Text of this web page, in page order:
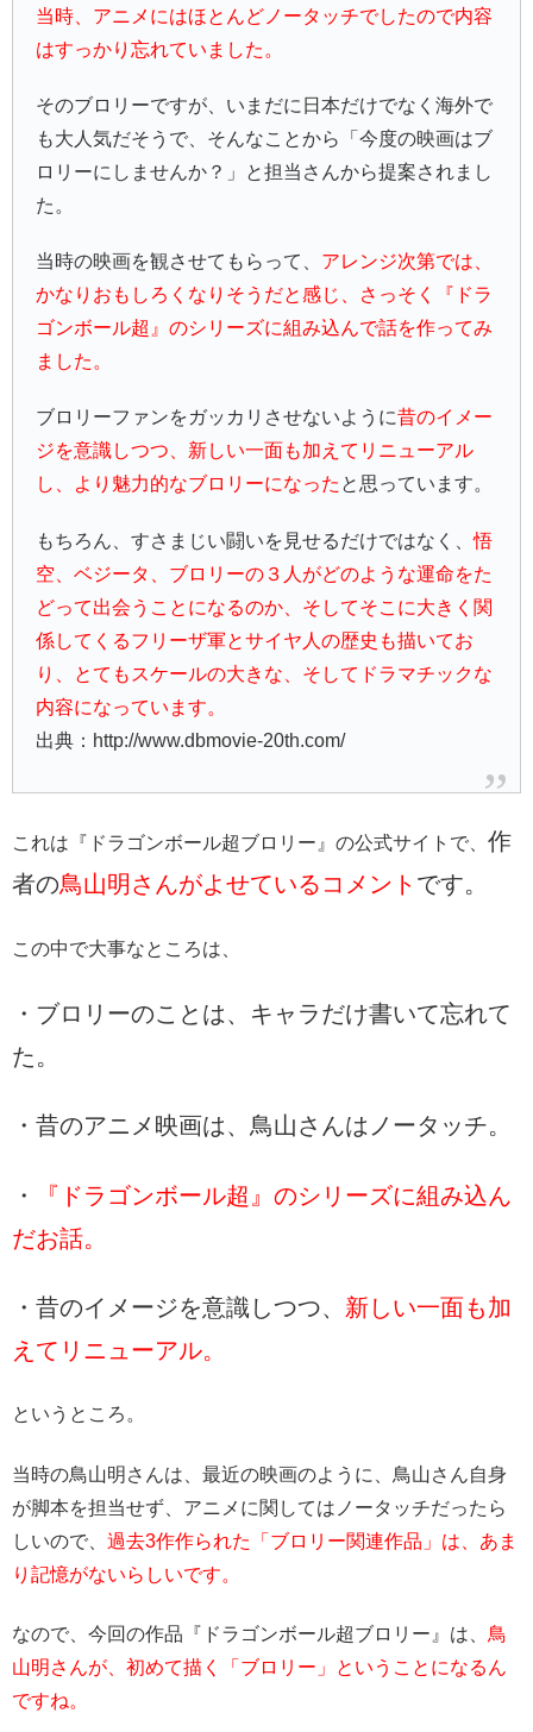
当時、アニメにはほとんどノータッチでしたので内容
はすっかり忘れていました。
そのブロリーですが、いまだに日本だけでなく海外で
も大人気だそうで、そんなことから「今度の映画はブ
ロリーにしませんか？」と担当さんから提案されまし
た。
当時の映画を観させてもらって、 アレンジ次第では、
かなりおもしろくなりそうだと感じ、さっそく『ドラ
ゴンボール超』のシリーズに組み込んで話を作ってみ
ました。
ブロリーファンをガッカリさせないように昔のイメー
ジを意識しつつ、新しい一面も加えてリニューアル
し、より魅力的なブロリーになった と思っています。
もちろん、すさまじい闘いを見せるだけではなく、悟
空、ベジータ、ブロリーの３人がどのような運命をた
どって出会うことになるのか、そしてそこに大きく関
係してくるフリーザ軍とサイヤ人の歴史も描いてお
り、とてもスケールの大きな、そしてドラマチックな
内容になっています。
出典：http://www.dbmovie-20th.com/
これは『ドラゴンボール超ブロリー』の公式サイトで、 作
者の鳥山明さんがよせているコメント です。
この中で大事なところは、
・ブロリーのことは、キャラだけ書いて忘れて
た。
・昔のアニメ映画は、鳥山さんはノータッチ。
・
『ドラゴンボール超』のシリーズに組み込ん
だお話。
・昔のイメージを意識しつつ、 新しい一面も加
えてリニューアル。
というところ。
当時の鳥山明さんは、最近の映画のように、鳥山さん自身
が脚本を担当せず、アニメに関してはノータッチだったら
しいので、 過去3作作られた「ブロリー関連作品」は、あま
り記憶がないらしいです。
なので、今回の作品『ドラゴンボール超ブロリー』は、 鳥
山明さんが、初めて描く「ブロリー」ということになるん
ですね。